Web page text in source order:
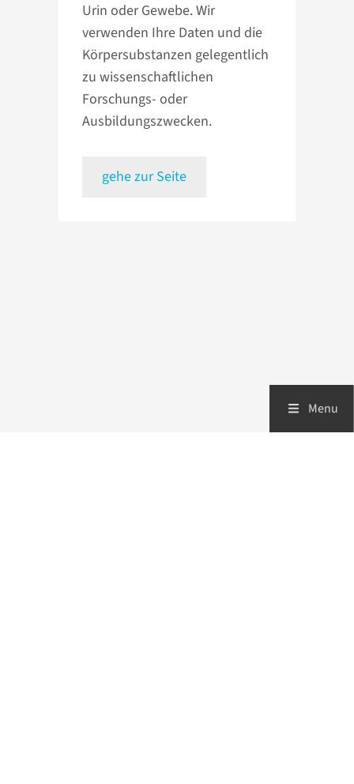
Urin oder Gewebe. Wir
verwenden Ihre Daten und die
Körpersubstanzen gelegentlich
zu wissenschaftlichen
Forschungs- oder
Ausbildungszwecken.
gehe zur Seite
Menu